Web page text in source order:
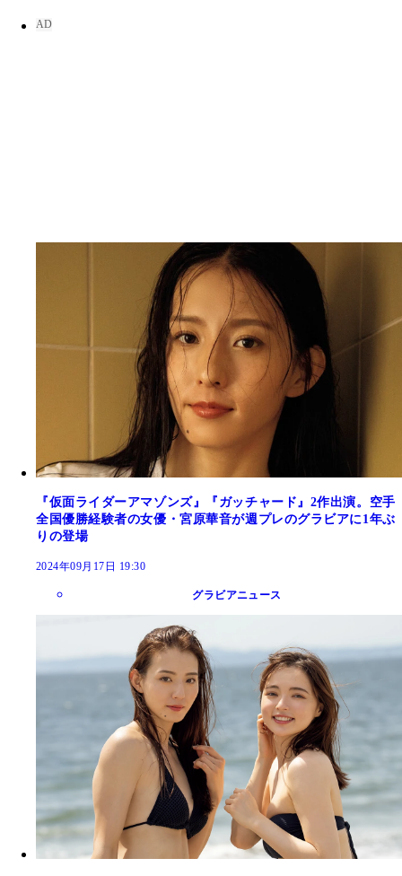
『仮面ライダーアマゾンズ』『ガッチャード』2作出演。空手
全国優勝経験者の女優・宮原華音が週プレのグラビアに1年ぶ
りの登場
2024年09月17日 19:30
グラビアニュース